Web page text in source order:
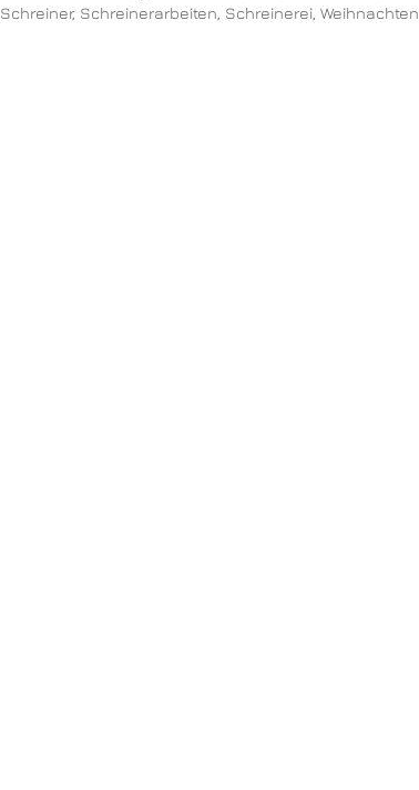
Schreiner, Schreinerarbeiten Schreinerei Weihnachten